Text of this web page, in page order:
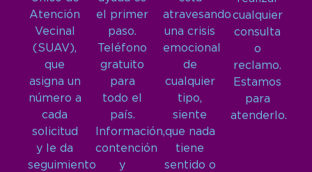
Atención
Vecinal
(SUAV),
que
asigna un
número a
cada
solicitud
y le da
seguimiento
el primer
paso.
Teléfono
gratuito
para
todo el
país.
Información,
contención
y
atravesando
una crisis
emocional
de
cualquier
tipo,
siente
que nada
tiene
sentido o
cualquier
consulta
o
reclamo.
Estamos
para
atenderlo.